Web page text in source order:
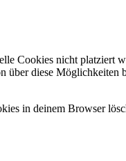
Cookies nicht platziert
über diese Möglichkeiten
in deinem Browser